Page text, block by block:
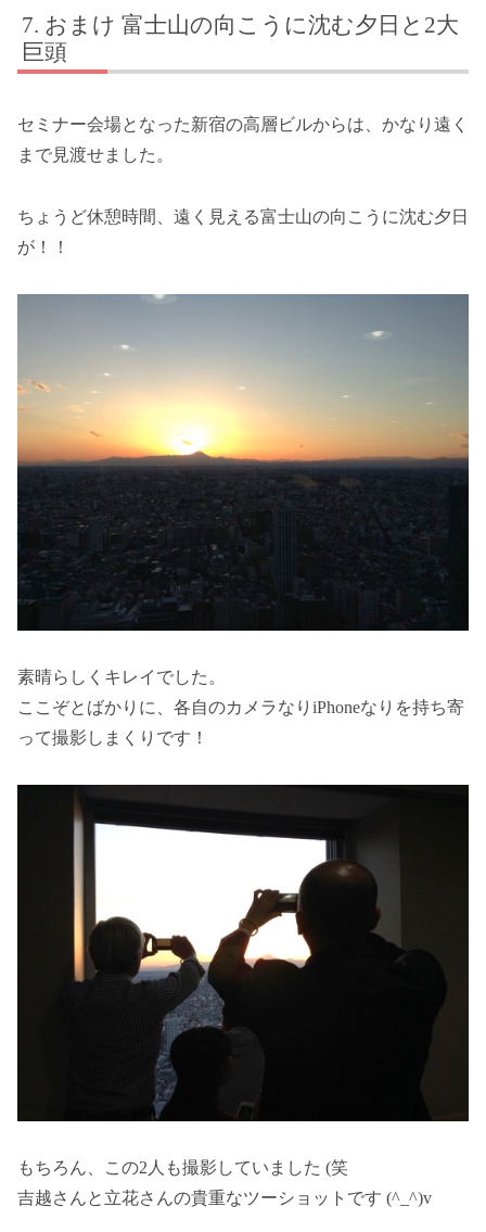
おまけ 富士山の向こうに沈む夕日と2大
巨頭
セミナー会場となった新宿の高層ビルからは、かなり遠く
まで見渡せました。
ちょうど休憩時間、遠く見える富士山の向こうに沈む夕日
が！！
素晴らしくキレイでした。
ここぞとばかりに、各自のカメラなりiPhoneなりを持ち寄
って撮影しまくりです！
もちろん、この2人も撮影していました (笑
吉越さんと立花さんの貴重なツーショットです (^_^)v